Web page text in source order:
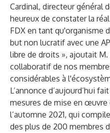
Cardinal, directeur général
heureux de constater la
FDX en tant qu'organisme
but non lucratif avec une
libre de droits », ajoutait M.
collaboratif de nos
considérables à
L’annonce d’aujourd’hui
mesures de mise en œuvre
l’automne 2021, qui
des plus de 200 membres